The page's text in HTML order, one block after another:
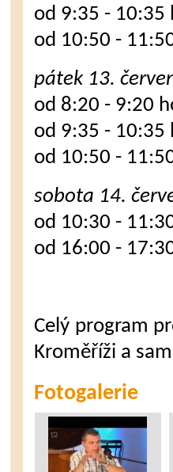
od 9:35 - 10:35
od 10:50 -
pátek 13.
od 8:20 - 9:20
od 9:35 - 10:35
od 10:50 -
sobota 14.
od 10:30 -
od 16:00 -
Celý program
Kroměříži a
Fotogalerie